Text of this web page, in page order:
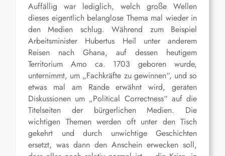
Auffällig war lediglich, welch große Wellen
dieses eigentlich belanglose Thema mal wieder in
den Medien schlug. Während zum Beispiel
Arbeitsminister Hubertus Heil unter anderem
Reisen nach Ghana, auf dessen heutigem
Territorium Amo ca. 1703 geboren wurde,
unternimmt, um „Fachkräfte zu gewinnen“, und so
etwas mal am Rande erwähnt wird, geraten
Diskussionen um „Political Correctness“ auf die
Titelseiten der bürgerlichen Medien. Die
wichtigen Themen werden oft unter den Tisch
gekehrt und durch unwichtige Geschichten
ersetzt, was dann den Anschein erwecken soll,